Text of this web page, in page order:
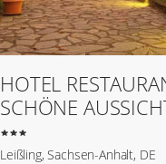
HOTEL
SCHÖNE
Leißling, Sachsen-Anhalt, DE